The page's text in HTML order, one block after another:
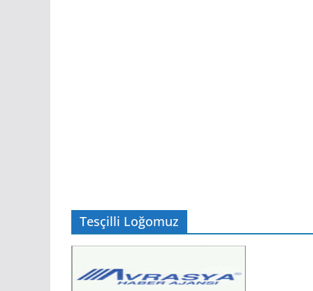
Tesçilli Loğomuz